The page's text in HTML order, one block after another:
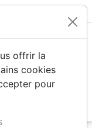
offrir la
cookies
pour